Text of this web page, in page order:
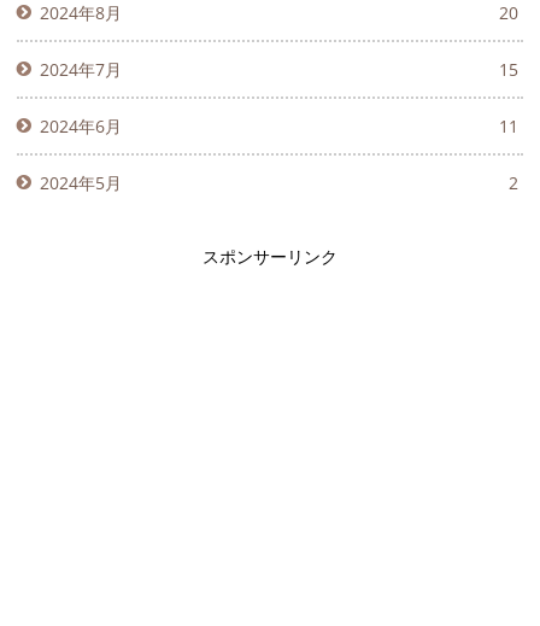
2024年8月 20
2024年7月 15
2024年6月 11
2024年5月 2
スポンサーリンク